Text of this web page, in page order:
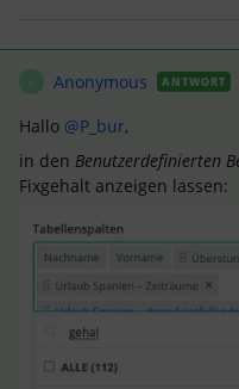
A Anonymous ANTWORT
Hallo @P_bur,
in den Benutzerdefinierten
Fixgehalt anzeigen lassen: